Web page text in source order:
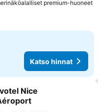
premium-huoneet
Katso hinnat
suosikkeihin
Nice